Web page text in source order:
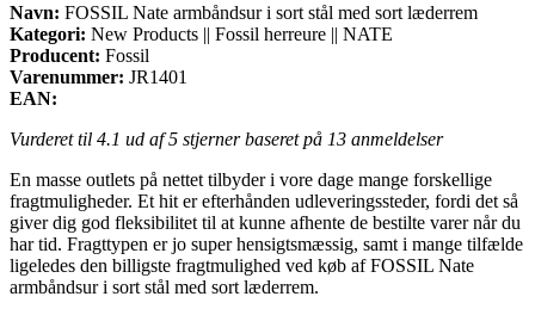
Navn: FOSSIL Nate armbåndsur i sort stål med sort læderrem
Kategori: New Products || Fossil herreure || NATE
Producent: Fossil
Varenummer: JR1401
EAN:
Vurderet til 4.1 ud af 5 stjerner baseret på 13 anmeldelser
En masse outlets på nettet tilbyder i vore dage mange forskellige
fragtmuligheder. Et hit er efterhånden udleveringssteder, fordi det så
giver dig god fleksibilitet til at kunne afhente de bestilte varer når du
har tid. Fragttypen er jo super hensigtsmæssig, samt i mange tilfælde
ligeledes den billigste fragtmulighed ved køb af FOSSIL Nate
armbåndsur i sort stål med sort læderrem.